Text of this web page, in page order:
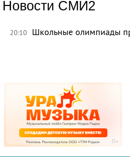
Новости СМИ2
20:10 Школьные олимпиады